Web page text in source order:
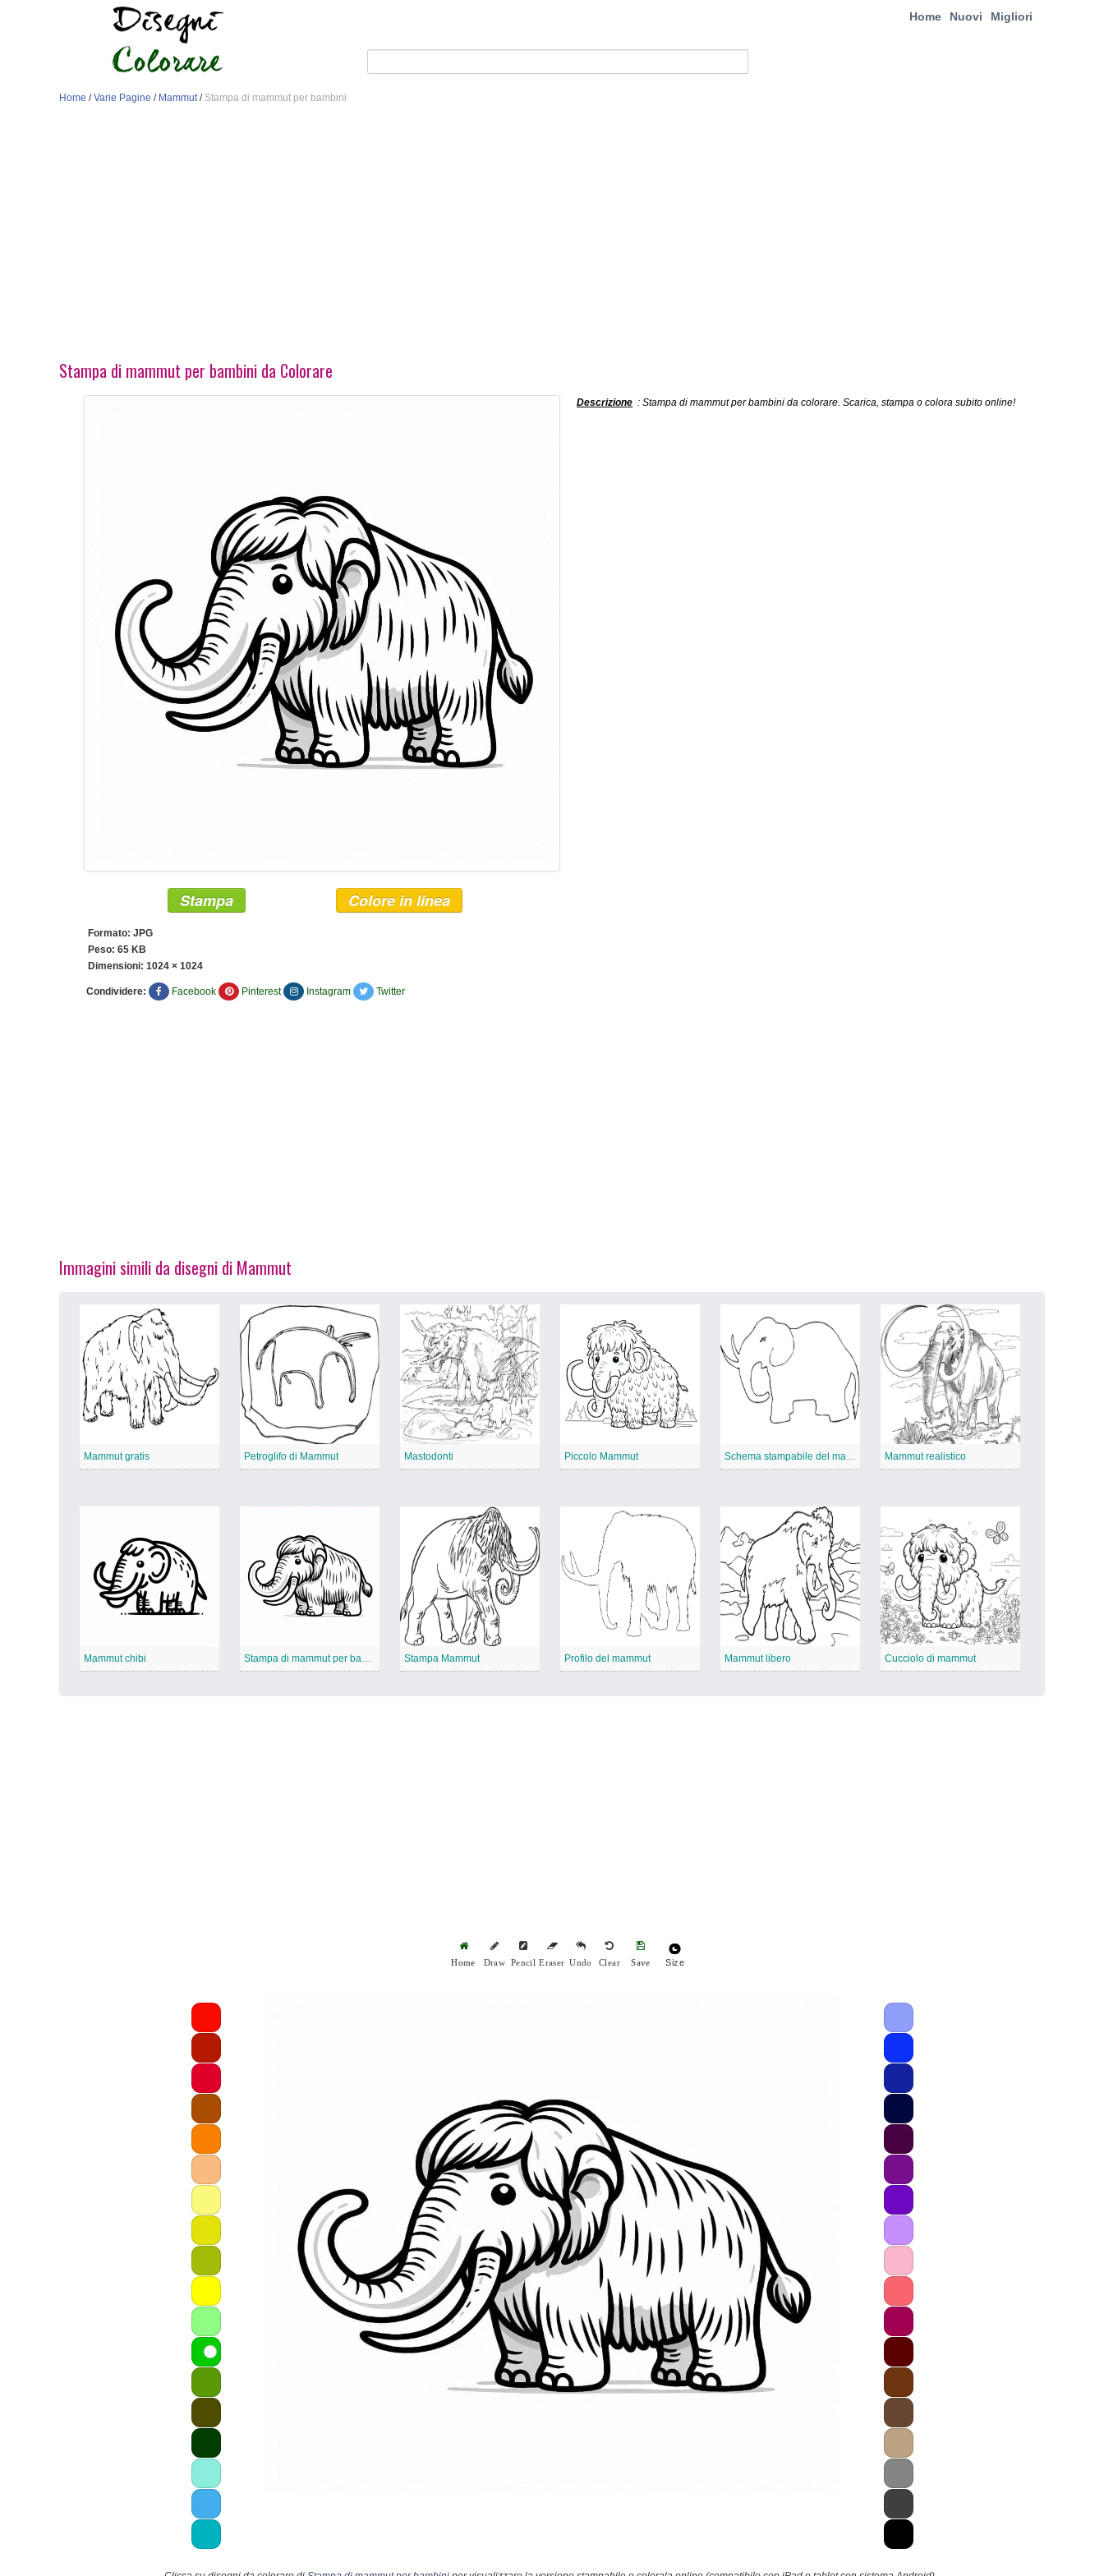
Home Nuovi Migliori
Home /Varie Pagine / Mammut/ Stampa di mammut per bambini
Stampa di mammut per bambini da Colorare
Descrizione : Stampa di mammut per bambini da colorare. Scarica, stampa o colora subito online!
Stampa Colore in linea
Formato: JPG
Peso: 65 KB
Dimensioni: 1024 × 1024
Condividere: Facebook Pinterest Instagram Twitter
Immagini simili da disegni di Mammut
Mammut gratis Petroglifo di Mammut Mastodonti Piccolo Mammut Schema stampabile del mammut Mammut realistico
Mammut chibi Stampa di mammut per bambini Stampa Mammut Profilo del mammut Mammut libero Cucciolo di mammut
Home Draw Pencil Eraser Undo Clear Save Size